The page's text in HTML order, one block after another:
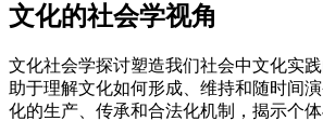
文化的社会学视角
文化社会学探讨塑造我们社会中文化实
助于理解文化如何形成、维持和随时间
化的生产、传承和合法化机制，揭示个